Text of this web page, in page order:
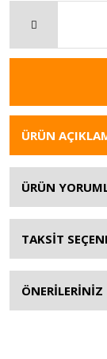
ÜRÜN
ÜRÜN
TAKSİT
ÖNERİLERİNİZ